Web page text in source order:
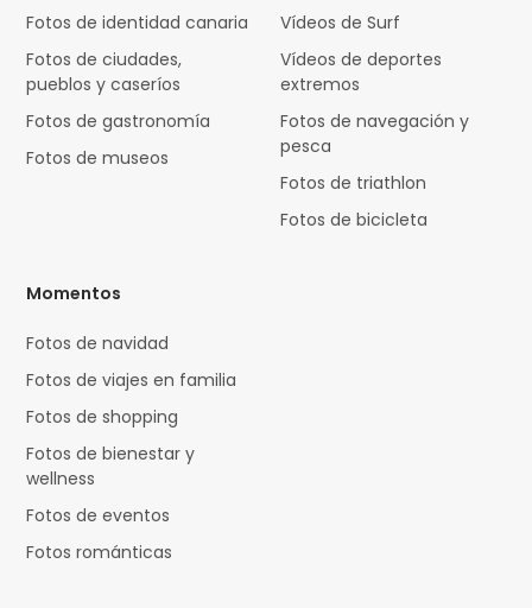
Fotos de identidad canaria
Fotos de ciudades,
pueblos y caseríos
Fotos de gastronomía
Fotos de museos
Vídeos de Surf
Vídeos de deportes
extremos
Fotos de navegación y
pesca
Fotos de triathlon
Fotos de bicicleta
Momentos
Fotos de navidad
Fotos de viajes en familia
Fotos de shopping
Fotos de bienestar y
wellness
Fotos de eventos
Fotos románticas